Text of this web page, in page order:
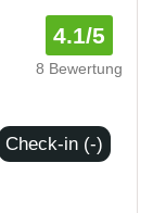
4.1/5
8 Bewertung
Check-in (-)